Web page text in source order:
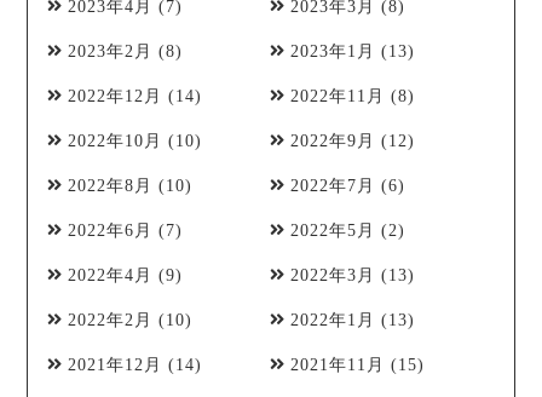
2023年4月 (7) 2023年3月 (8)
2023年2月 (8) 2023年1月 (13)
2022年12月 (14) 2022年11月 (8)
2022年10月 (10) 2022年9月 (12)
2022年8月 (10) 2022年7月 (6)
2022年6月 (7) 2022年5月 (2)
2022年4月 (9) 2022年3月 (13)
2022年2月 (10) 2022年1月 (13)
2021年12月 (14) 2021年11月 (15)